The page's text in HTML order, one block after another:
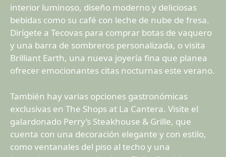
interior luminoso, diseño moderno y deliciosas
bebidas como su café con leche de nube de fresa.
Dirígete a Tecovas para comprar botas de vaquero
y una barra de sombreros personalizada, o visita
Brilliant Earth, una nueva joyería fina que planea
ofrecer emocionantes citas nocturnas este verano.
También hay varias opciones gastronómicas
exclusivas en The Shops at La Cantera. Visite el
galardonado Perry’s Steakhouse & Grille, que
cuenta con una decoración elegante y con estilo,
como ventanales del piso al techo y una